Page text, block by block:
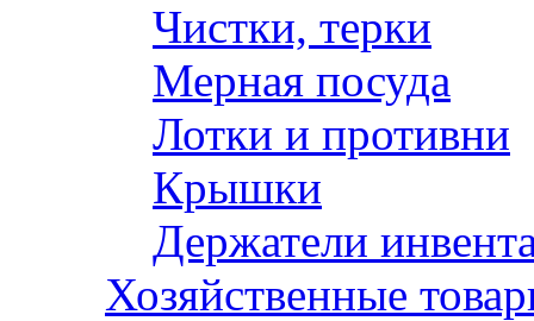
Чистки, терки
Мерная посуда
Лотки и противни
Крышки
Держатели
Хозяйственные